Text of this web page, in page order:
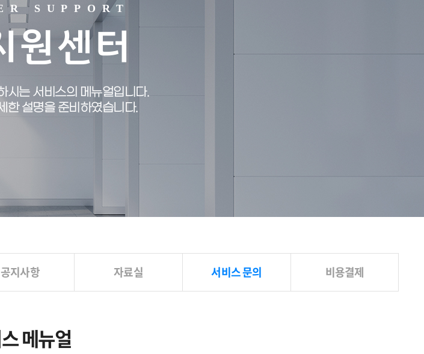
SUPPORT
원센터
시는 서비스의 메뉴얼입니다.
한 설명을 준비하였습니다.
공지사항 자료실 서비스 문의 비용결제
메뉴얼